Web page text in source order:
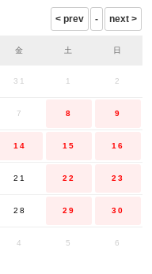
金 土 日
31 1 2
7 8 9
14 15 16
21 22 23
28 29 30
4 5 6